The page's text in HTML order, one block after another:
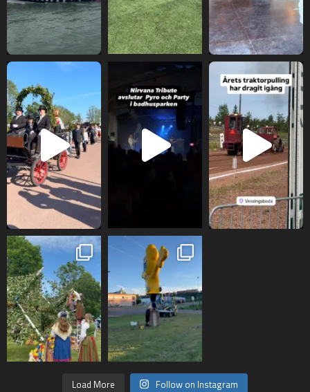
Load More Follow on Instagram